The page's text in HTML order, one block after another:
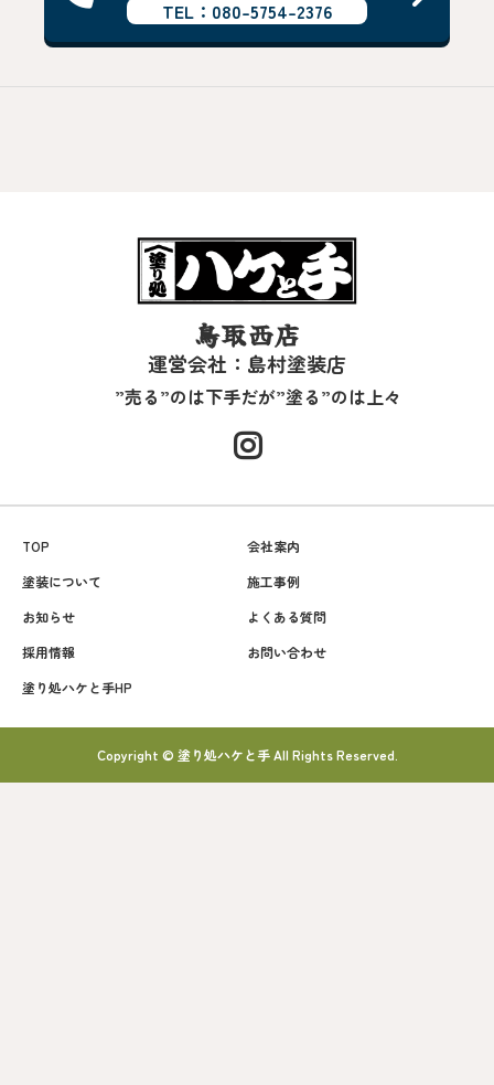
TEL：080-5754-2376
鳥取西店
運営会社：島村塗装店
”売る”のは下手だが”塗る”のは上々
TOP
会社案内
塗装について
施工事例
お知らせ
よくある質問
採用情報
お問い合わせ
塗り処ハケと手HP
Copyright © 塗り処ハケと手 All Rights Reserved.